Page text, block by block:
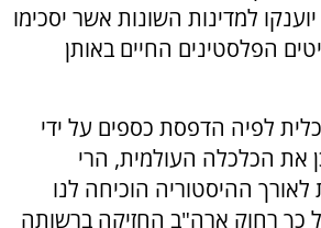
למדינות השונות אשר יסכימו
הפלסטינים החיים באותן
לפיה הדפסת כספים על ידי
את הכלכלה העולמית, הרי
ההיסטוריה הוכיחה לנו
כך רחוק ארה"ב החזיקה ברשותה